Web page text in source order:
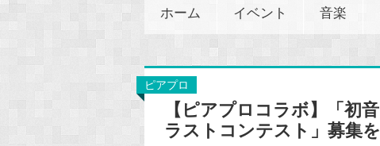
ホーム イベント 音楽
ピアプロ
【ピアプロコラボ】「初
ラストコンテスト」募集